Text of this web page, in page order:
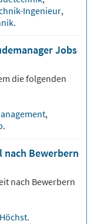
Ingenieur,
.
Jobs
die folgenden
,
.
nach Bewerbern
nach Bewerbern
.